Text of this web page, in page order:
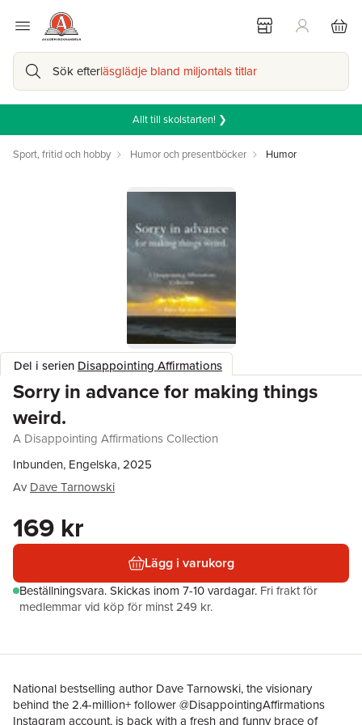
Sök efterläsglädje bland miljontals titlar
Allt till skolstarten! ❯
Sport, fritid och hobby Humor och presentböcker Humor
Del i serien Disappointing Affirmations
Sorry in advance for making things
weird.
A Disappointing Affirmations Collection
Inbunden, Engelska, 2025
Av Dave Tarnowski
169 kr
Lägg i varukorg
Beställningsvara.Skickas inom 7-10 vardagar. Fri frakt för
medlemmar vid köp för minst 249 kr.
National bestselling author Dave Tarnowski, the visionary
behind the 2.4-million+ follower @DisappointingAffirmations
Instagram account, is back with a fresh and funny brace of